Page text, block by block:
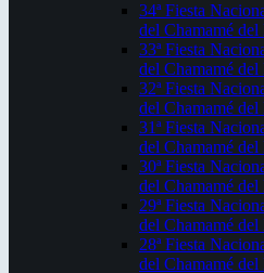
34ª Fiesta
del Chamamé del
33ª Fiesta
del Chamamé del
32ª Fiesta
del Chamamé del
31ª Fiesta
del Chamamé del
30ª Fiesta
del Chamamé del
29ª Fiesta
del Chamamé del
28ª Fiesta
del Chamamé del